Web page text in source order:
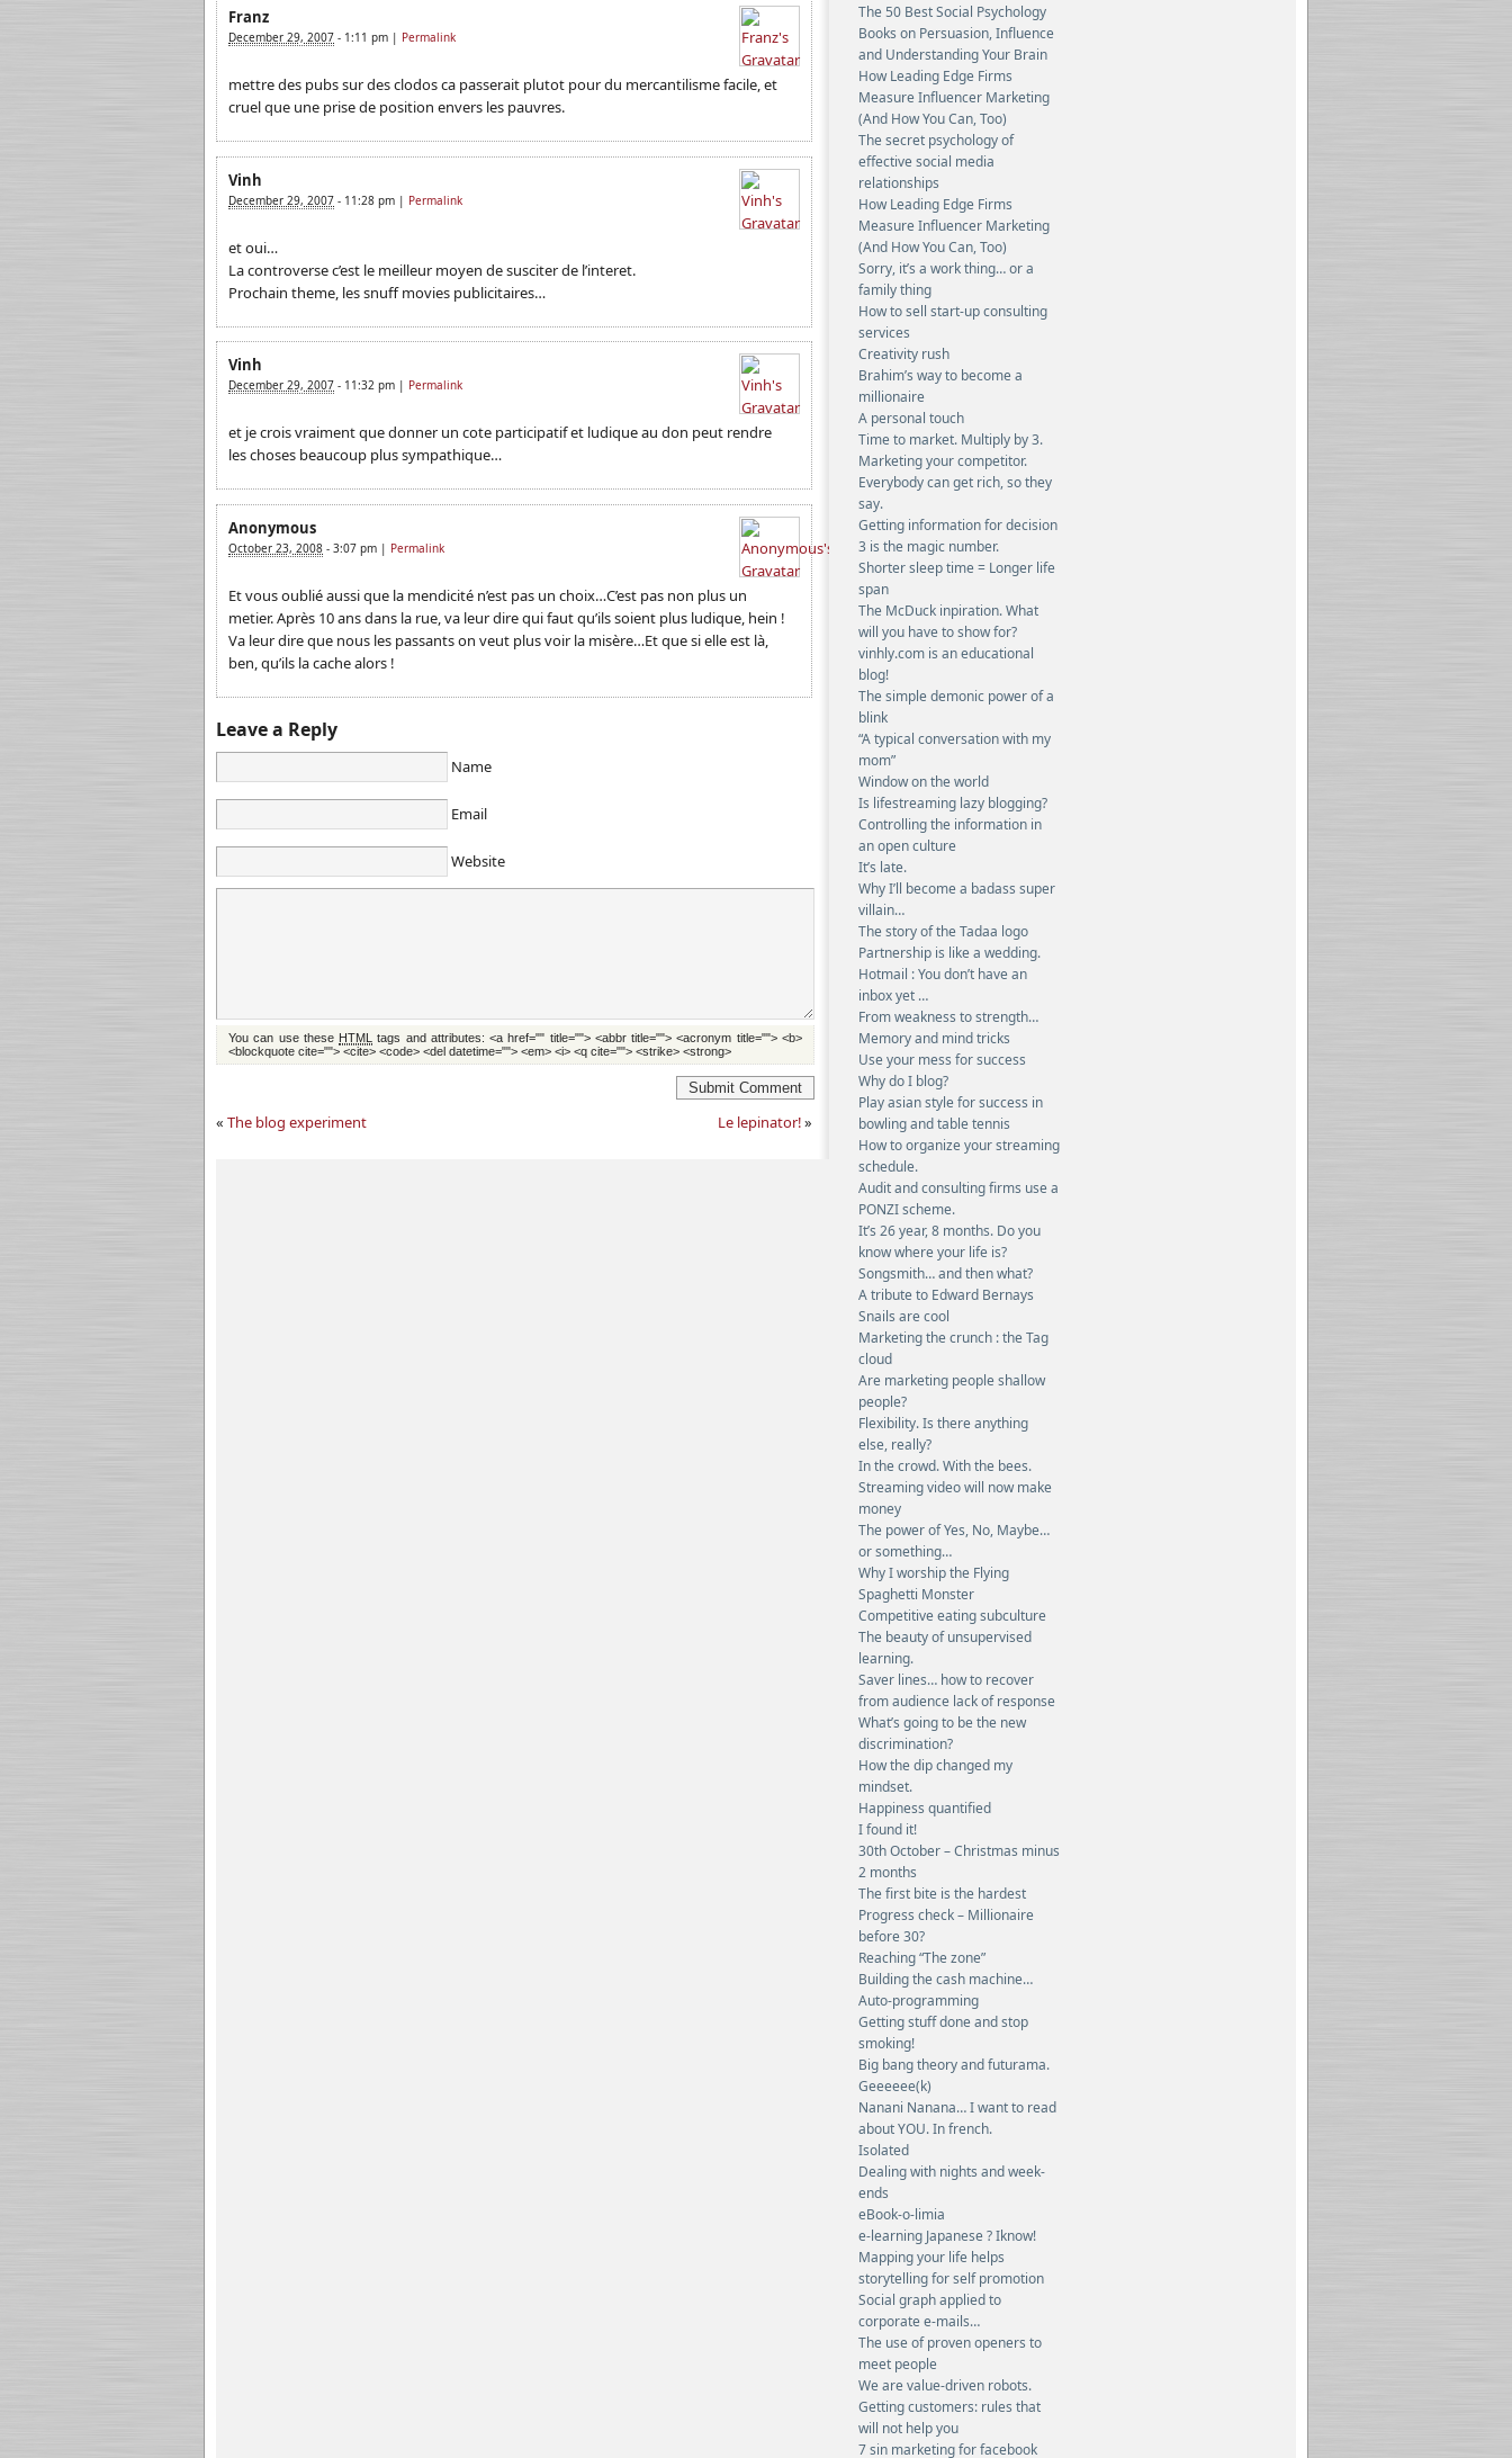
Franz
December 29, 2007 - 1:11 pm | Permalink
mettre des pubs sur des clodos ca passerait plutot pour du mercantilisme facile, et
cruel que une prise de position envers les pauvres.
Vinh
December 29, 2007 - 11:28 pm | Permalink
et oui…
La controverse c’est le meilleur moyen de susciter de l’interet.
Prochain theme, les snuff movies publicitaires…
Vinh
December 29, 2007 - 11:32 pm | Permalink
et je crois vraiment que donner un cote participatif et ludique au don peut rendre
les choses beaucoup plus sympathique…
Anonymous
October 23, 2008 - 3:07 pm | Permalink
Et vous oublié aussi que la mendicité n’est pas un choix…C’est pas non plus un
metier. Après 10 ans dans la rue, va leur dire qui faut qu’ils soient plus ludique, hein !
Va leur dire que nous les passants on veut plus voir la misère…Et que si elle est là,
ben, qu’ils la cache alors !
Leave a Reply
Name
Email
Website
You can use these HTML tags and attributes:<a href="" title=""> <abbr title=""> <acronym title=""> <b>
<blockquote cite=""> <cite> <code> <del datetime=""> <em> <i> <q cite=""> <strike> <strong>
Submit Comment
« The blog experiment Le lepinator!»
The 50 Best Social Psychology
Books on Persuasion, Influence
and Understanding Your Brain
How Leading Edge Firms
Measure Influencer Marketing
(And How You Can, Too)
The secret psychology of
effective social media
relationships
How Leading Edge Firms
Measure Influencer Marketing
(And How You Can, Too)
Sorry, it’s a work thing… or a
family thing
How to sell start-up consulting
services
Creativity rush
Brahim’s way to become a
millionaire
A personal touch
Time to market. Multiply by 3.
Marketing your competitor.
Everybody can get rich, so they
say.
Getting information for decision
3 is the magic number.
Shorter sleep time = Longer life
span
The McDuck inpiration. What
will you have to show for?
vinhly.com is an educational
blog!
The simple demonic power of a
blink
“A typical conversation with my
mom”
Window on the world
Is lifestreaming lazy blogging?
Controlling the information in
an open culture
It’s late.
Why I’ll become a badass super
villain…
The story of the Tadaa logo
Partnership is like a wedding.
Hotmail : You don’t have an
inbox yet …
From weakness to strength…
Memory and mind tricks
Use your mess for success
Why do I blog?
Play asian style for success in
bowling and table tennis
How to organize your streaming
schedule.
Audit and consulting firms use a
PONZI scheme.
It’s 26 year, 8 months. Do you
know where your life is?
Songsmith… and then what?
A tribute to Edward Bernays
Snails are cool
Marketing the crunch : the Tag
cloud
Are marketing people shallow
people?
Flexibility. Is there anything
else, really?
In the crowd. With the bees.
Streaming video will now make
money
The power of Yes, No, Maybe…
or something…
Why I worship the Flying
Spaghetti Monster
Competitive eating subculture
The beauty of unsupervised
learning.
Saver lines… how to recover
from audience lack of response
What’s going to be the new
discrimination?
How the dip changed my
mindset.
Happiness quantified
I found it!
30th October – Christmas minus
2 months
The first bite is the hardest
Progress check – Millionaire
before 30?
Reaching “The zone”
Building the cash machine…
Auto-programming
Getting stuff done and stop
smoking!
Big bang theory and futurama.
Geeeeee(k)
Nanani Nanana… I want to read
about YOU. In french.
Isolated
Dealing with nights and week-
ends
eBook-o-limia
e-learning Japanese ? Iknow!
Mapping your life helps
storytelling for self promotion
Social graph applied to
corporate e-mails…
The use of proven openers to
meet people
We are value-driven robots.
Getting customers: rules that
will not help you
7 sin marketing for facebook